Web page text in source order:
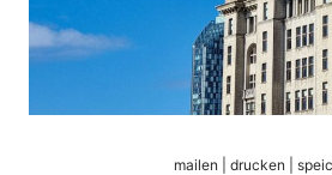
mailen | drucken |